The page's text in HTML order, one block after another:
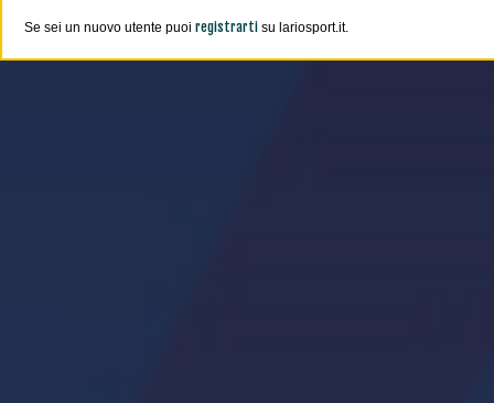
Se sei un nuovo utente puoi registrarti su lariosport.it.